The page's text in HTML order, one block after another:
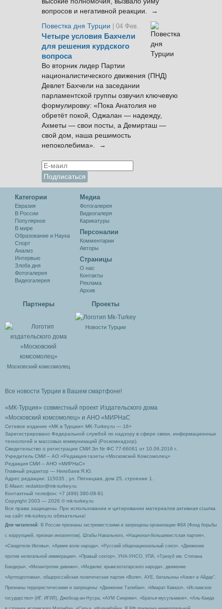
вопросов и негативной реакции. →
Повестка дня Турции
| 04 Фев.
Четыре условия Бахчели
для решения курдского
вопроса
Во вторник лидер Партии
националистического движения (ПНД)
Девлет Бахчели на заседании
парламентской группы озвучил ключевую
формулировку: «Пока Анатолия не
обретёт покой, Оджалан — надежду,
Ахметы — свои посты, а Демирташ —
свой дом, наша решимость
непоколебима». →
Категории
Евразия
В России
Популярное
В мире
Образование и Наука
Спорт
Анализ
Интервью
Злоба дня
Фотогалерея
Видеогалерея
Медиа
Фотогалерея
Видеогалеря
Карикатуры
Персоналии
Комментарии
Авторы
Cтраницы
О нас
Контакты
Реклама
Архив
Партнеры
Московский комсомолец
Проекты
Новости Турции
Все новости Турции в Вашем смартфоне!
«МК-Турция» совместный проект Издательского дома
«Московский комсомолец» и АНО «МИРНаС
Сетевое издание «МК в Турции» MK-Turkey.ru — 16+
Зарегистрировано Федеральной службой по надзору в сфере связи, информационных
технологий и массовых коммуникаций (Роскомнадзор).
Свидетельство о регистрации СМИ Эл № ФС 77-66061 от 10.06.2016 г.
Учредитель СМИ – АО «Редакция газеты «Московский Комсомолец»
Редакция СМИ – АНО «МИРНаС»
Главный редактор — Ниязбаев Я.Ю.
Адрес редакции: 115035 , ул. Пятницкая, дом 25, строение 1.
Е-Маил: redaktor@mk-turkey.ru
Контактный телефон: +7 (499) 390-08-91
Copyright 2003 — 2026 © mk-turkey.ru
Все права защищены. При использовании и цитировании материалов активная ссылка
на сайт mk-turkey.ru обязательна!
Для читателей : В России признаны экстремистскими и запрещены организации ФБК (Фонд борьбы
с коррупцией, признан иноагентом), Штабы Навального, «Национал-большевистская партия»,
«Свидетели Иеговы», «Армия воли народа», «Русский общенациональный союз», «Движение
против нелегальной иммиграции», «Правый сектор», УНА-УНСО, УПА, «Тризуб им. Степана
Бандеры», «Мизантропик дивижн», «Меджлис крымскотатарского народа», движение
«Артподготовка», общероссийская политическая партия «Воля», АУЕ, батальоны «Азов» и Айдар″.
Признаны террористическими и запрещены: «Движение Талибан», «Имарат Кавказ», «Исламское
государство» (ИГ, ИГИЛ), Джебхад-ан-Нусра, «АУМ Синрике», «Братья-мусульмане», «Аль-Каида